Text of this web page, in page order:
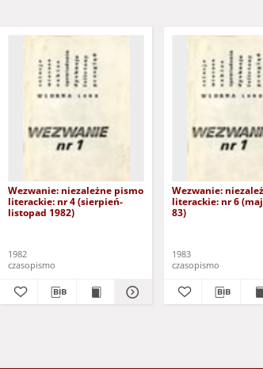
Wezwanie: niezależne pismo
literackie: nr 4 (sierpień-
listopad 1982)
1982
czasopismo
Wezwanie:
literackie: nr 6
83)
1983
czasopismo